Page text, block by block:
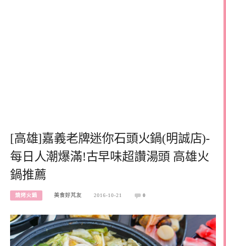
[高雄]嘉義老牌迷你石頭火鍋(明誠店)-
每日人潮爆滿!古早味超讚湯頭 高雄火
鍋推薦
燒烤火鍋 美食好芃友 2016-10-21 0